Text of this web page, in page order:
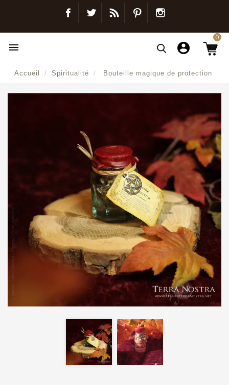
FacebookTwitter Blog Pinterest

0
Accueil Spiritualité Bouteille magique de protection